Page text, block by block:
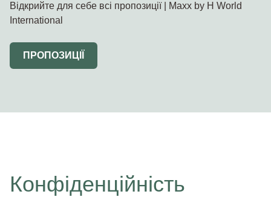
Відкрийте для себе всі пропозиції | Maxx by H World
International
ПРОПОЗИЦІЇ
Конфіденційність